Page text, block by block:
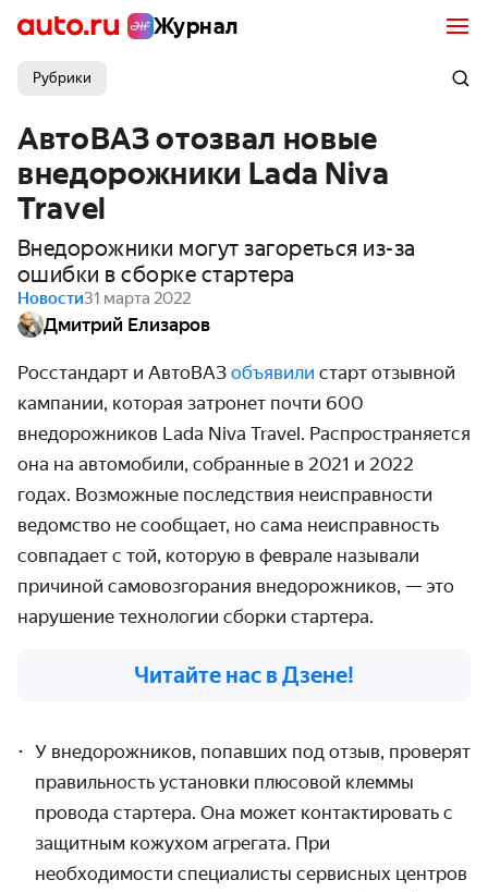
Журнал
Рубрики
АвтоВАЗ отозвал новые
внедорожники Lada Niva
Travel
Внедорожники могут загореться из-за
ошибки в сборке стартера
Новости31 марта 2022
Дмитрий Елизаров
Росстандарт и АвтоВАЗ объявили старт отзывной
кампании, которая затронет почти 600
внедорожников Lada Niva Travel. Распространяется
она на автомобили, собранные в 2021 и 2022
годах. Возможные последствия неисправности
ведомство не сообщает, но сама неисправность
совпадает с той, которую в феврале называли
причиной самовозгорания внедорожников, — это
нарушение технологии сборки стартера.
Читайте нас в Дзене!
У внедорожников, попавших под отзыв, проверят
правильность установки плюсовой клеммы
провода стартера. Она может контактировать с
защитным кожухом агрегата. При
необходимости специалисты сервисных центров